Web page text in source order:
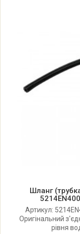
LG
LG
LG
LG
Шланг
Артикул:
Оригінальний
рівня